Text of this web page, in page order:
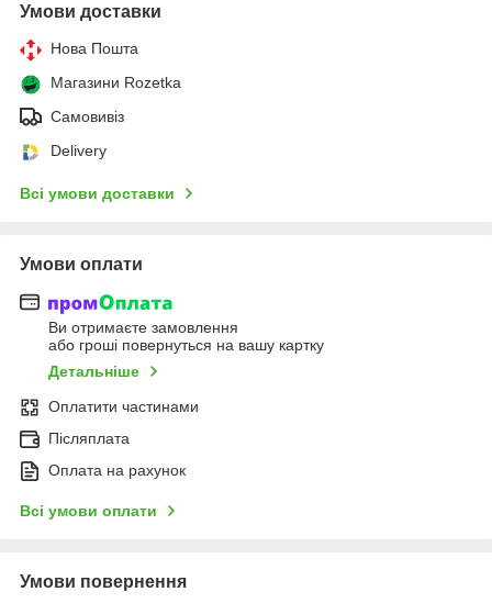
Умови доставки
Нова Пошта
Магазини Rozetka
Самовивіз
Delivery
Всі умови доставки
Умови оплати
Ви отримаєте замовлення
або гроші повернуться на вашу картку
Детальніше
Оплатити частинами
Післяплата
Оплата на рахунок
Всі умови оплати
Умови повернення